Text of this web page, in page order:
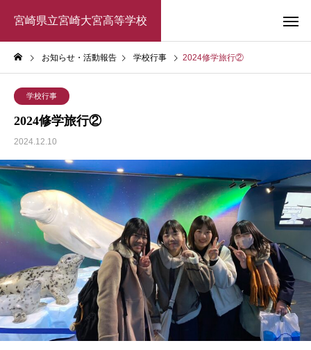
宮崎県立宮崎大宮高等学校
お知らせ・活動報告 学校行事 2024修学旅行②
学校行事
2024修学旅行②
2024.12.10